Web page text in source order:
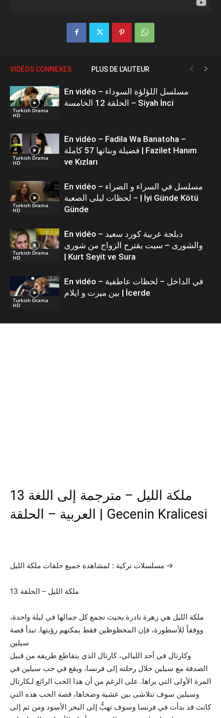
VIDÉOS CONNEXES PLUS DE L'AUTEUR
Turkish Drama
HD
En vidéo – مسلسل اللؤلؤة السوداء
الحلقة 12 الخامسة – Siyah İnci
Turkish Drama
HD
En vidéo – Fadila Wa Banatoha –
فضيلة وبناتها 57 كاملة | Fazilet Hanım
ve Kızları
Turkish Drama
HD
En vidéo – مسلسل في السراء و الضراء
– لحظات ليلى الصعبة | İyi Günde Kötü
Günde
Turkish Drama
HD
En vidéo – دبلجة عربية كورد سعيد
والشورى – سيت يقترح الزواج من شورى
| Kurt Seyit ve Sura
Turkish Drama
HD
En vidéo – في الداخل – لحظات عاطفية
بين ميرت و ايلام | İcerde
13 ملكة الليل – مترجمة إلى اللغة
العربية – الحلقة | Gecenin Kralicesi
مسلسلات تركية : لمشاهدة جميع حلقات ملكة الليل →
13 ملكة الليل – الحلقة
ملكة الليل هي زهرة نادرة بحيث تجمع كل جمالها في ليلة واحدة،
ووفقاً للأسطورة، فإن المحظوظين فقط يمكنهم رؤيتها. تبدأ قصة
سيلين
وكارتال في أحد الليالي، كارتال الذي يتقاطع طريقه من قبيل
الصدفة مع سيلين خلال رحلته إلى فرنسا، ويقع في حب سيلين في
المرة الأولى التي يراها. على الرغم من أن هذا الحب الرائع لـكارتال
وسيلين سوف تتلاشى بين عشية وضحاها، قصة الحب هذه التي
كانت قد بدأت في فرنسا وسوف تهبُّ إلى البحر الأسود ومن ثم إلى